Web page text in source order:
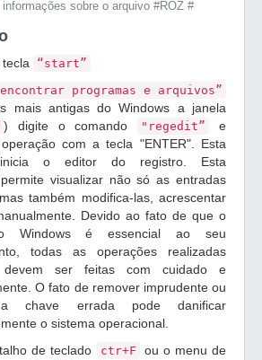
sobre o arquivo #ROZ #
“start”
programas e arquivos”
mais antigas do Windows a janela
) digite o comando "regedit”
e
com a tecla "ENTER". Esta
inicia o editor do registro. Esta
visualizar não só as entradas
também modifica-las, acrescentar
Devido ao fato de que o
Windows é essencial ao seu
todas as operações realizadas
ser feitas com cuidado e
O fato de remover imprudente ou
a chave errada pode danificar
o sistema operacional.
de teclado
ctr+F
ou o menu de